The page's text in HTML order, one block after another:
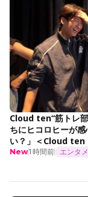
Cloud ten“筋トレ
ちにヒコロヒーが
い？」＜Cloud ten
New1時間前 エンタメ